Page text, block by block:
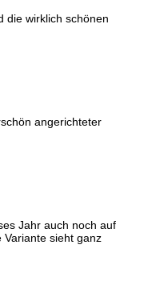
die wirklich schönen
angerichteter
Jahr auch noch auf
sieht ganz